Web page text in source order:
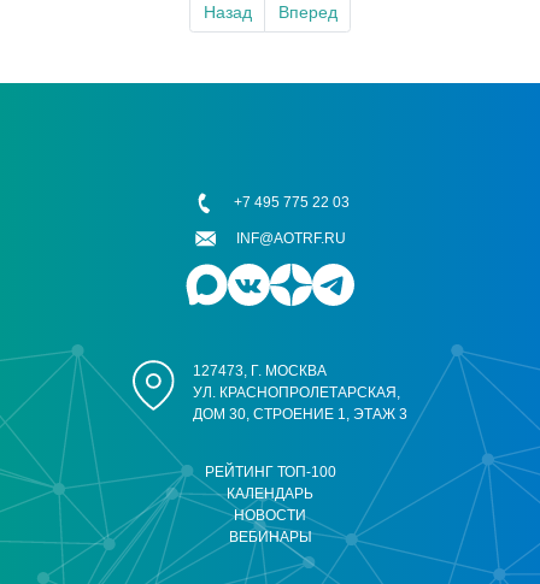
Назад Вперед
РЕЙТИНГ ТОП-100
КАЛЕНДАРЬ
НОВОСТИ
ВЕБИНАРЫ
127473, Г. МОСКВА
УЛ. КРАСНОПРОЛЕТАРСКАЯ,
ДОМ 30, СТРОЕНИЕ 1, ЭТАЖ 3
+7 495 775 22 03
INF@AOTRF.RU